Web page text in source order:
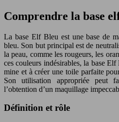
Comprendre la base
La base Elf Bleu est une base de
bleu. Son but principal est de
la peau, comme les rougeurs, les
ces couleurs indésirables, la base
mine et à créer une toile parfaite
Son utilisation appropriée peut
l’obtention d’un maquillage
Définition et rôle